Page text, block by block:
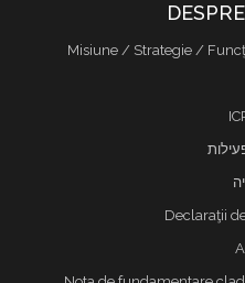
Misiune / Strategie /
Declaraţii